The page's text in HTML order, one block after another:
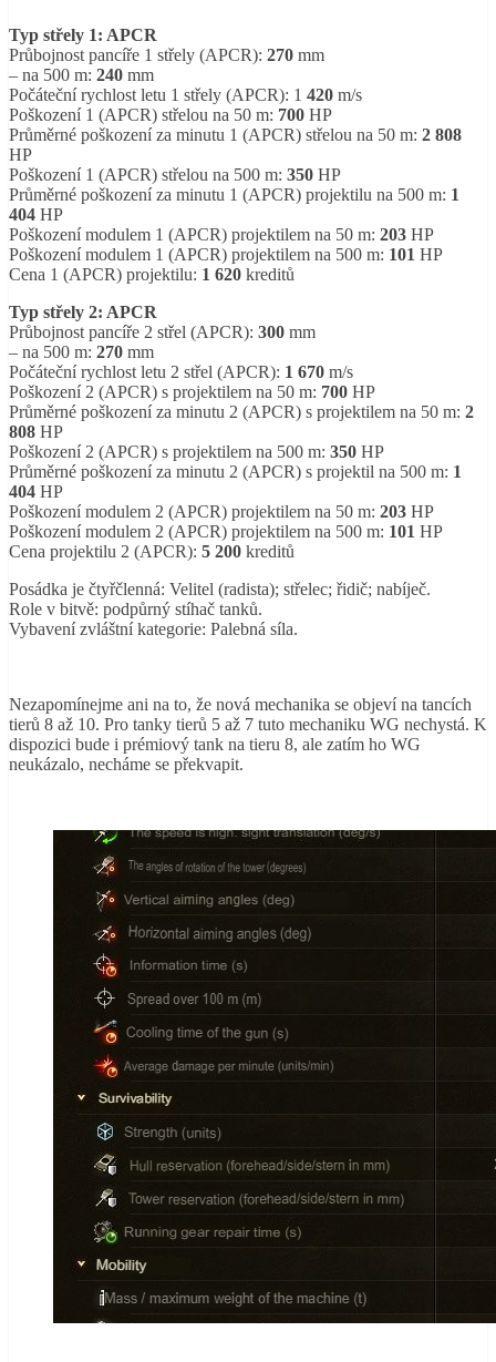
Typ střely 1: APCR
Průbojnost pancíře 1 střely (APCR): 270 mm
– na 500 m: 240 mm
Počáteční rychlost letu 1 střely (APCR): 1 420 m/s
Poškození 1 (APCR) střelou na 50 m: 700 HP
Průměrné poškození za minutu 1 (APCR) střelou na 50 m: 2 808
HP
Poškození 1 (APCR) střelou na 500 m: 350 HP
Průměrné poškození za minutu 1 (APCR) projektilu na 500 m: 1
404 HP
Poškození modulem 1 (APCR) projektilem na 50 m: 203 HP
Poškození modulem 1 (APCR) projektilem na 500 m: 101 HP
Cena 1 (APCR) projektilu: 1 620 kreditů
Typ střely 2: APCR
Průbojnost pancíře 2 střel (APCR): 300 mm
– na 500 m: 270 mm
Počáteční rychlost letu 2 střel (APCR): 1 670 m/s
Poškození 2 (APCR) s projektilem na 50 m: 700 HP
Průměrné poškození za minutu 2 (APCR) s projektilem na 50 m: 2
808 HP
Poškození 2 (APCR) s projektilem na 500 m: 350 HP
Průměrné poškození za minutu 2 (APCR) s projektil na 500 m: 1
404 HP
Poškození modulem 2 (APCR) projektilem na 50 m: 203 HP
Poškození modulem 2 (APCR) projektilem na 500 m: 101 HP
Cena projektilu 2 (APCR): 5 200 kreditů
Posádka je čtyřčlenná: Velitel (radista); střelec; řidič; nabíječ.
Role v bitvě: podpůrný stíhač tanků.
Vybavení zvláštní kategorie: Palebná síla.
Nezapomínejme ani na to, že nová mechanika se objeví na tancích
tierů 8 až 10. Pro tanky tierů 5 až 7 tuto mechaniku WG nechystá. K
dispozici bude i prémiový tank na tieru 8, ale zatím ho WG
neukázalo, necháme se překvapit.